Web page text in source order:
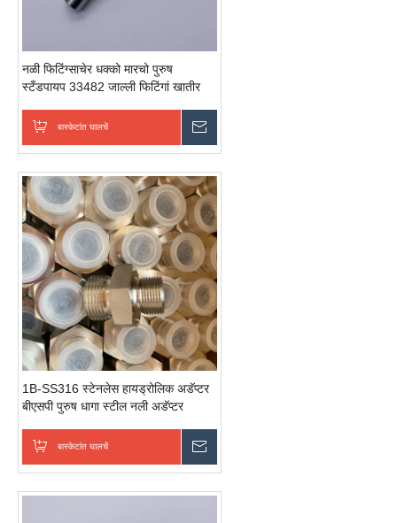
नळी फिटिंग्साचेर धक्को मारचो पुरुष
स्टँडपायप 33482 जाल्ली फिटिंगां खातीर
बास्केटांत घालचें
1B-SS316 स्टेनलेस हायड्रोलिक अडॅप्टर
बीएसपी पुरुष धागा स्टील नली अडॅप्टर
बास्केटांत घालचें